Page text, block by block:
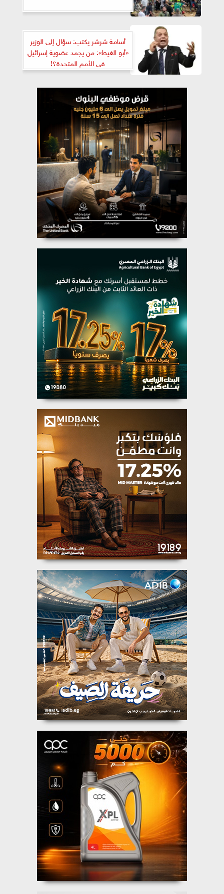
‬فى‭ ‬الأمم‭ ‬المتحدة؟‭!‬